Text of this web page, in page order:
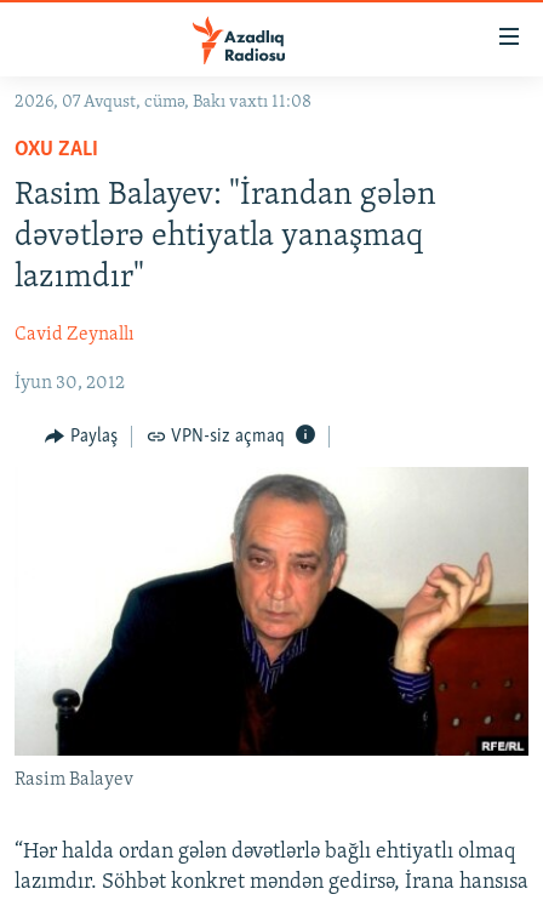
Əsas
qayıt
Əsas
naviqasiyaya
qayıt
Axtarışa
KORRUPSIOMETR
#ƏSLINDƏ
QANUNI DOĞRU
ARAŞDIRMA
MULTIMEDIA
KARIKATURA
AZƏRBAYCAN ƏDƏBIYYATI KITABXANASI
İSLAM VƏ DEMOKRATIYA
İZ - MƏDƏNIYYƏT PROQRAMI
PEŞƏ ETIKASI VƏ JURNALISTIKA STANDARTLARIMIZ
MATERIALLARIMIZDAN ISTIFADƏ
AZADLIQRADIOSU MOBIL TELEFONUNUZDA
XƏBƏR BÜLLETENLƏRIMIZ
RFE/RL-in bütün saytları
2026, 07 Avqust, cümə, Bakı vaxtı 11:08
OXU ZALI
Rasim Balayev: "İrandan gələn
dəvətlərə ehtiyatla yanaşmaq
lazımdır"
Cavid Zeynallı
İyun 30, 2012
Paylaş VPN-siz açmaq
Rasim Balayev
“Hər halda ordan gələn dəvətlərlə bağlı ehtiyatlı olmaq
lazımdır. Söhbət konkret məndən gedirsə, İrana hansısa